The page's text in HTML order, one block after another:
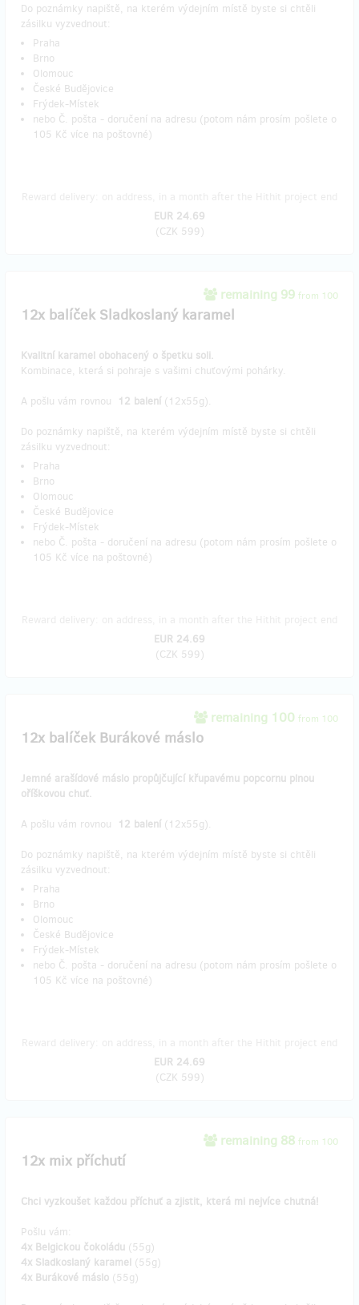
Do poznámky napiště, na kterém výdejním místě byste si chtěli
zásilku vyzvednout:
Praha
Brno
Olomouc
České Budějovice
Frýdek-Místek
nebo Č. pošta - doručení na adresu (potom nám prosím pošlete o
105 Kč více na poštovné)
EUR 24.69
(CZK 599)
remaining 99 from 100
12x balíček Sladkoslaný karamel
Kvalitní karamel obohacený o špetku soli.
Kombinace, která si pohraje s vašimi chuťovými pohárky.
A pošlu vám rovnou 12 balení (12x55g).
Do poznámky napiště, na kterém výdejním místě byste si chtěli
zásilku vyzvednout:
Praha
Brno
Olomouc
České Budějovice
Frýdek-Místek
nebo Č. pošta - doručení na adresu (potom nám prosím pošlete o
105 Kč více na poštovné)
EUR 24.69
(CZK 599)
remaining 100 from 100
12x balíček Burákové máslo
Jemné arašídové máslo propůjčující křupavému popcornu plnou
oříškovou chuť.
A pošlu vám rovnou 12 balení (12x55g).
Do poznámky napiště, na kterém výdejním místě byste si chtěli
zásilku vyzvednout:
Praha
Brno
Olomouc
České Budějovice
Frýdek-Místek
nebo Č. pošta - doručení na adresu (potom nám prosím pošlete o
105 Kč více na poštovné)
EUR 24.69
(CZK 599)
remaining 88 from 100
12x mix příchutí
Chci vyzkoušet každou příchuť a zjistit, která mi nejvíce chutná!
Pošlu vám:
4x Belgickou čokoládu (55g)
4x Sladkoslaný karamel (55g)
4x Burákové máslo (55g)